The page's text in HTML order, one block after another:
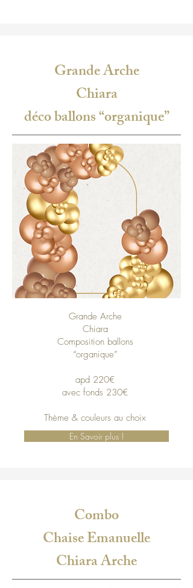
Grande Arche
Chiara
déco ballons “organique”
Grande Arche
Chiara
Composition ballons
“organique”
apd 220€
avec fonds 230€
Thème & couleurs au choix
En Savoir plus !
Combo
Chaise Emanuelle
Chiara Arche